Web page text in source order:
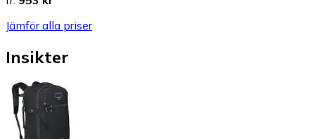
Jämför alla priser
Insikter